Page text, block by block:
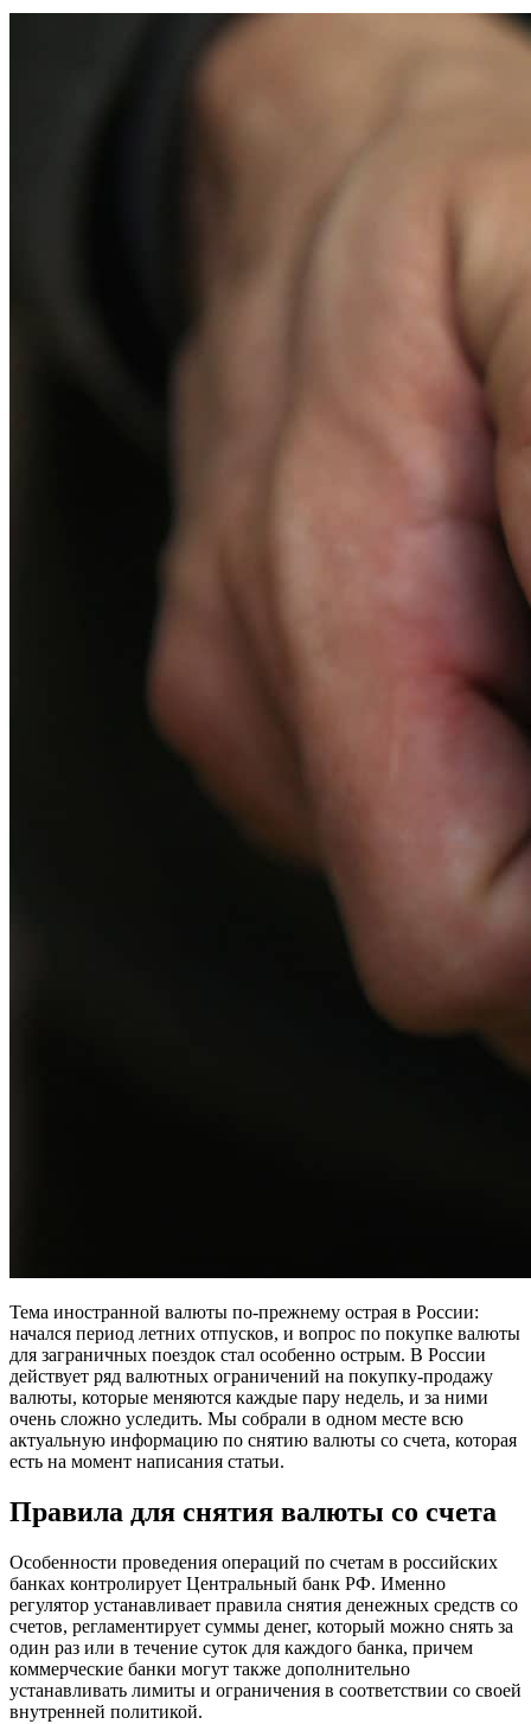
Тема иностранной валюты по-прежнему острая в России:
начался период летних отпусков, и вопрос по покупке валюты
для заграничных поездок стал особенно острым. В России
действует ряд валютных ограничений на покупку-продажу
валюты, которые меняются каждые пару недель, и за ними
очень сложно уследить. Мы собрали в одном месте всю
актуальную информацию по снятию валюты со счета, которая
есть на момент написания статьи.
Правила для снятия валюты со счета
Особенности проведения операций по счетам в российских
банках контролирует Центральный банк РФ. Именно
регулятор устанавливает правила снятия денежных средств со
счетов, регламентирует суммы денег, который можно снять за
один раз или в течение суток для каждого банка, причем
коммерческие банки могут также дополнительно
устанавливать лимиты и ограничения в соответствии со своей
внутренней политикой.